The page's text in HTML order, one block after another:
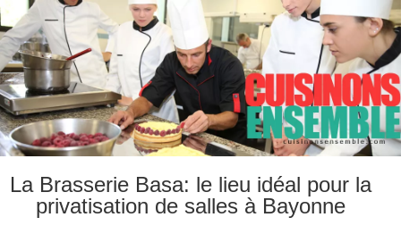
La Brasserie Basa: le lieu idéal pour la
privatisation de salles à Bayonne